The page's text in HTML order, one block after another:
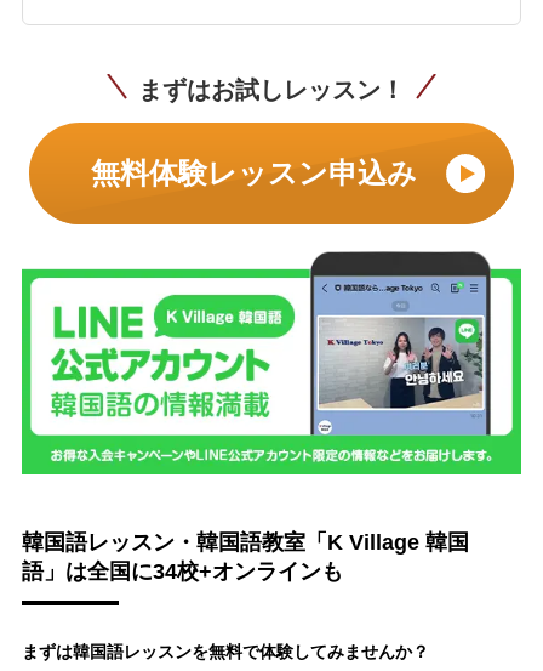
まずはお試しレッスン！
無料体験レッスン申込み
韓国語レッスン・韓国語教室「K Village 韓国
語」は全国に34校+オンラインも
まずは韓国語レッスンを無料で体験してみませんか？